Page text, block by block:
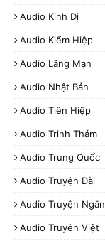
Audio Kinh Dị
Audio Kiếm Hiệp
Audio Lãng Mạn
Audio Nhật Bản
Audio Tiên Hiệp
Audio Trinh Thám
Audio Trung Quốc
Audio Truyện Dài
Audio Truyện Ngắn
Audio Truyện Việt